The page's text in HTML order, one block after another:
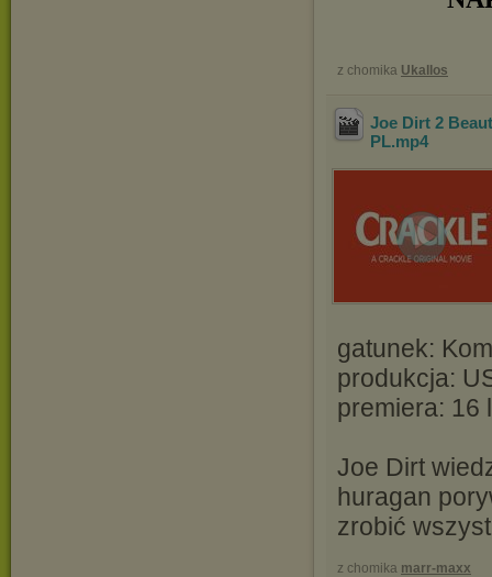
z chomika Ukallos
Joe Dirt 2
PL.mp4
gatunek:
produkcja:
premiera: 16
Joe Dirt
huragan
zrobić
z chomika marr-maxx